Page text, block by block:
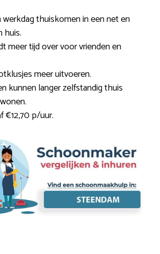
werkdag thuiskomen in een net en
huis.
meer tijd over voor vrienden en
meer uitvoeren.
kunnen langer zelfstandig thuis
€12,70 p/uur.